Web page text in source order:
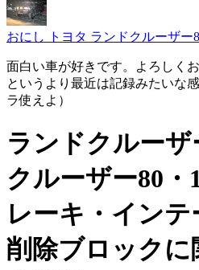
おにし トヨタ ランドクルーザー
面白い車が好きです。よろしく
というより最近は記録みたいな
ラ使えよ）
ランドクルーザ
クルーザー80
レーキ・イン
削除ブロックに